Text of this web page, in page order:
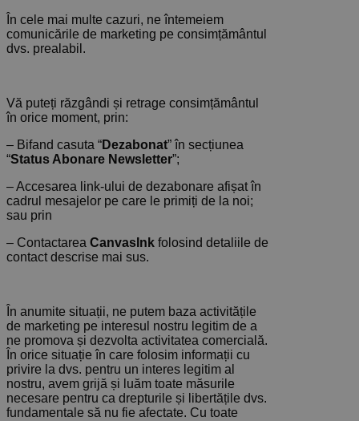
În cele mai multe cazuri, ne întemeiem
comunicările de marketing pe consimțământul
dvs. prealabil.
Vă puteți răzgândi și retrage consimțământul
în orice moment, prin:
– Bifand casuta “Dezabonat” în secțiunea
“Status Abonare Newsletter”;
– Accesarea link-ului de dezabonare afișat în
cadrul mesajelor pe care le primiți de la noi;
sau prin
– Contactarea CanvasInk folosind detaliile de
contact descrise mai sus.
În anumite situații, ne putem baza activitățile
de marketing pe interesul nostru legitim de a
ne promova și dezvolta activitatea comercială.
În orice situație în care folosim informații cu
privire la dvs. pentru un interes legitim al
nostru, avem grijă și luăm toate măsurile
necesare pentru ca drepturile și libertățile dvs.
fundamentale să nu fie afectate. Cu toate